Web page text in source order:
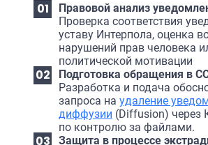
Правовой анализ
Проверка соответствия
уставу Интерпола, оценка
нарушений прав человека
политической мотивации
Подготовка обращения в
Разработка и подача
запроса на удаление
диффузии (Diffusion) через
по контролю за файлами.
Защита в процессе